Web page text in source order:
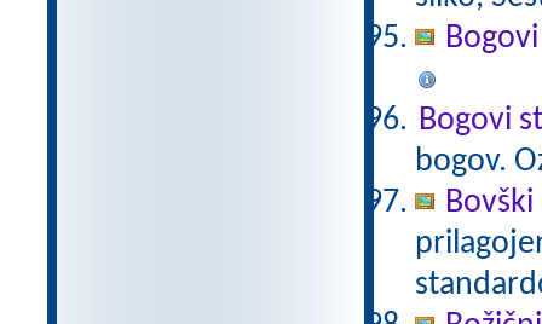
Bogovi
bogov.